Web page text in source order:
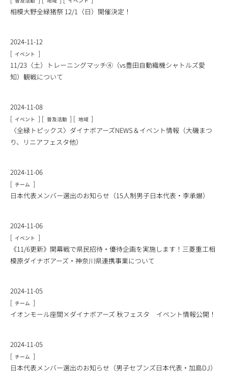
相模大野全緑猪祭 12/1（日）開催決定！
2024-11-12
[ イベント ]
11/23（土）トレーニングマッチ④（vs豊田自動織機シャトルズ愛
知）観戦について
2024-11-08
[ イベント ] [ 普及活動 ] [ 地域 ]
〈全緑トピックス〉ダイナボアーズNEWS＆イベント情報（大磯まつ
り、リニアフェスタ他）
2024-11-06
[ チーム ]
日本代表メンバー選出のお知らせ（15人制男子日本代表・李承爀）
2024-11-06
[ イベント ]
《11/6更新》開幕戦で県民招待・優待企画を実施します！三菱重工相
模原ダイナボアーズ・神奈川県連携事業について
2024-11-05
[ チーム ]
イオンモール座間×ダイナボアーズ 秋フェスタ イベント情報公開！
2024-11-05
[ チーム ]
日本代表メンバー選出のお知らせ（男子セブンズ日本代表・加島DJ）